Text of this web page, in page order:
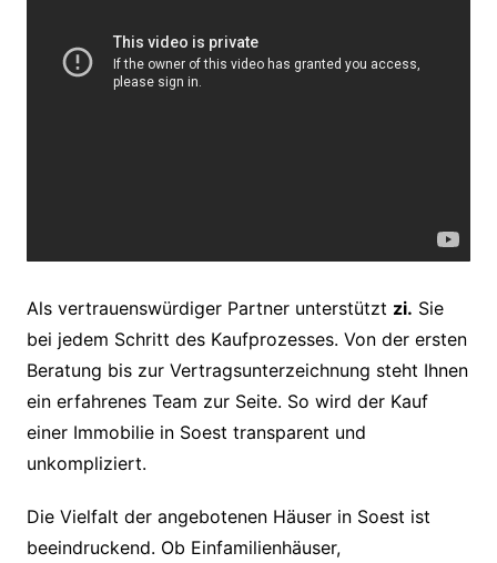
Als vertrauenswürdiger Partner unterstützt zi. Sie
bei jedem Schritt des Kaufprozesses. Von der ersten
Beratung bis zur Vertragsunterzeichnung steht Ihnen
ein erfahrenes Team zur Seite. So wird der Kauf
einer Immobilie in Soest transparent und
unkompliziert.
Die Vielfalt der angebotenen Häuser in Soest ist
beeindruckend. Ob Einfamilienhäuser,